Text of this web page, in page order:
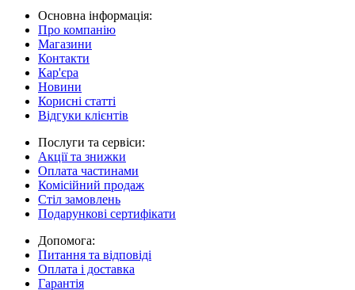
Основна інформація:
Про компанію
Магазини
Контакти
Кар'єра
Новини
Корисні статті
Відгуки клієнтів
Послуги та сервіси:
Акції та знижки
Оплата частинами
Комісійний продаж
Стіл замовлень
Подарункові сертифікати
Допомога:
Питання та відповіді
Оплата і доставка
Гарантія